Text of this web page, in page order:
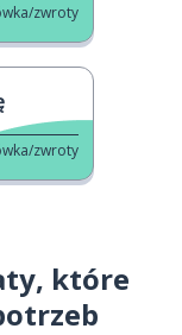
zwroty
zwroty
które